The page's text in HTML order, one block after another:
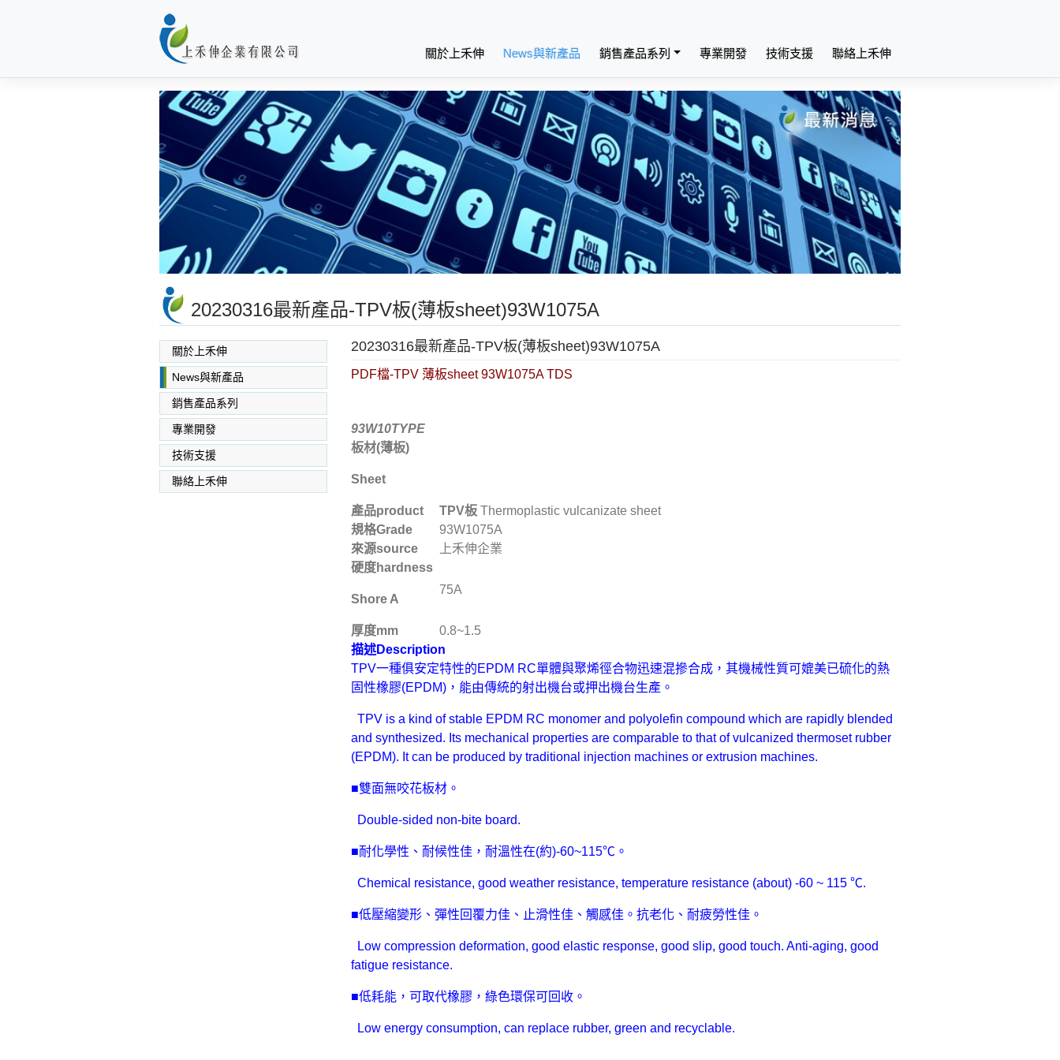
關於上禾伸 News與新產品 銷售產品系列 專業開發 技術支援 聯絡上禾伸
20230316最新產品-TPV板(薄板sheet)93W1075A
關於上禾伸
News與新產品
銷售產品系列
SABIC PC PC/ABS PPO
PEI
高功能工程塑料
專業開發
技術支援
聯絡上禾伸
20230316最新產品-TPV板(薄板sheet)93W1075A
PDF檔-TPV 薄板sheet 93W1075A TDS
93W10TYPE
板材(薄板)
Sheet
產品product TPV板Thermoplastic vulcanizate sheet
規格Grade
93W1075A
來源source
上禾伸企業
硬度hardness
Shore A
75A
厚度mm
0.8~1.5
描述Description
TPV一種俱安定特性的EPDM RC單體與聚烯徑合物迅速混摻合成，其機械性質可媲美已硫化的熱
固性橡膠(EPDM)，能由傳統的射出機台或押出機台生產。
TPV is a kind of stable EPDM RC monomer and polyolefin compound which are rapidly blended
and synthesized. Its mechanical properties are comparable to that of vulcanized thermoset rubber
(EPDM). It can be produced by traditional injection machines or extrusion machines.
■雙面無咬花板材。
Double-sided non-bite board.
■耐化學性、耐候性佳，耐溫性在(約)-60~115℃。
Chemical resistance, good weather resistance, temperature resistance (about) -60 ~ 115 ℃.
■低壓縮變形、彈性回覆力佳、止滑性佳、觸感佳。抗老化、耐疲勞性佳。
Low compression deformation, good elastic response, good slip, good touch. Anti-aging, good
fatigue resistance.
■低耗能，可取代橡膠，綠色環保可回收。
Low energy consumption, can replace rubber, green and recyclable.